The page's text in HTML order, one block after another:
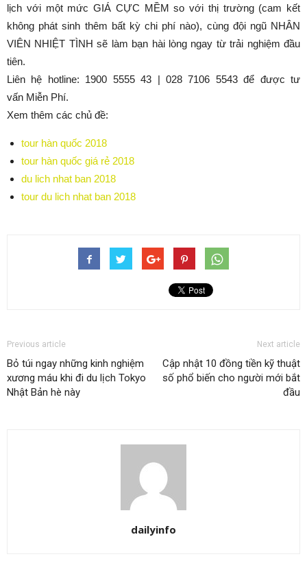
lịch với một mức GIÁ CỰC MỀM so với thị trường (cam kết
không phát sinh thêm bất kỳ chi phí nào), cùng đội ngũ NHÂN
VIÊN NHIỆT TÌNH sẽ làm bạn hài lòng ngay từ trải nghiệm đầu
tiên.
Liên hệ hotline: 1900 5555 43 | 028 7106 5543 để được tư
vấn Miễn Phí.
Xem thêm các chủ đề:
tour hàn quốc 2018
tour hàn quốc giá rẻ 2018
du lich nhat ban 2018
tour du lich nhat ban 2018
Previous article
Bỏ túi ngay những kinh nghiệm
xương máu khi đi du lịch Tokyo
Nhật Bản hè này
Next article
Cập nhật 10 đồng tiền kỹ thuật
số phổ biến cho người mới bắt
đầu
dailyinfo